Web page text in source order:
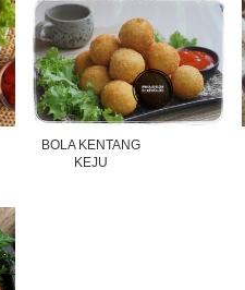
BOLA KENTANG
KEJU